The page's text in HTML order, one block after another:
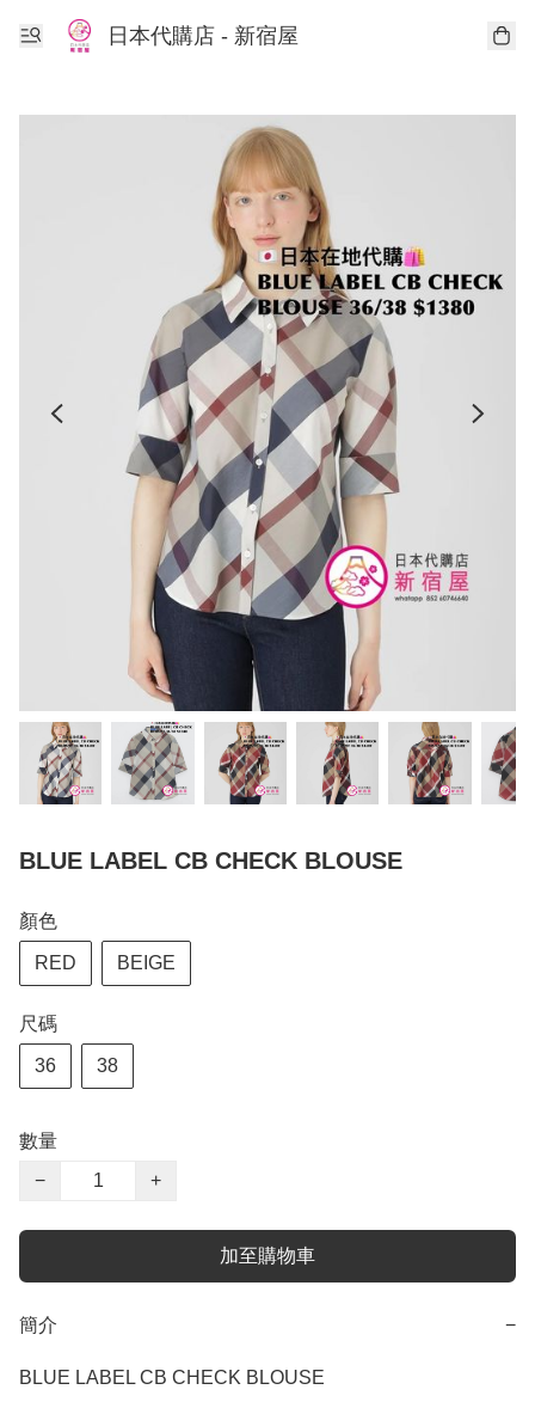
日本代購店 - 新宿屋
BLUE LABEL CB CHECK BLOUSE
顏色
RED BEIGE
尺碼
36 38
數量
−
+
加至購物車
簡介 −
BLUE LABEL CB CHECK BLOUSE